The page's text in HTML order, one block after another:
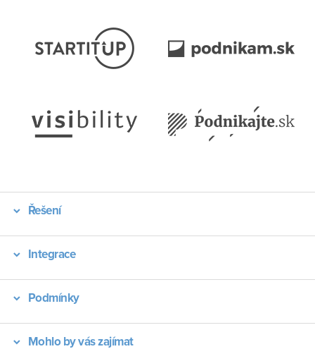
Řešení
Integrace
Podmínky
Mohlo by vás zajímat